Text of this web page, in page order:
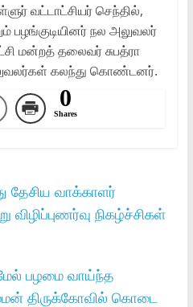
வட்டாட்சியர் செந்தில்,
பழங்குடியினர் நல அலுவலர்
மன்றத் தலைவர் சுபத்ரா
கலந்து கொண்டனர்.
0
Shares
தேசிய வாக்காளர்
நிகழ்ச்சிகள்
பழமை வாய்ந்த
திருக்கோவில் கொடை